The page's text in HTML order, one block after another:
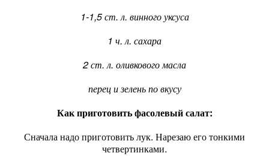
1-1,5 ст. л. винного уксуса
1 ч. л. сахара
2 ст. л. оливкового масла
перец и зелень по вкусу
Как приготовить фасолевый салат:
Сначала надо приготовить лук. Нарезаю его тонкими
четвертинками.